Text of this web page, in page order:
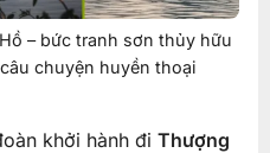
– bức tranh sơn thủy hữu
chuyện huyền thoại
khởi hành đi Thượng